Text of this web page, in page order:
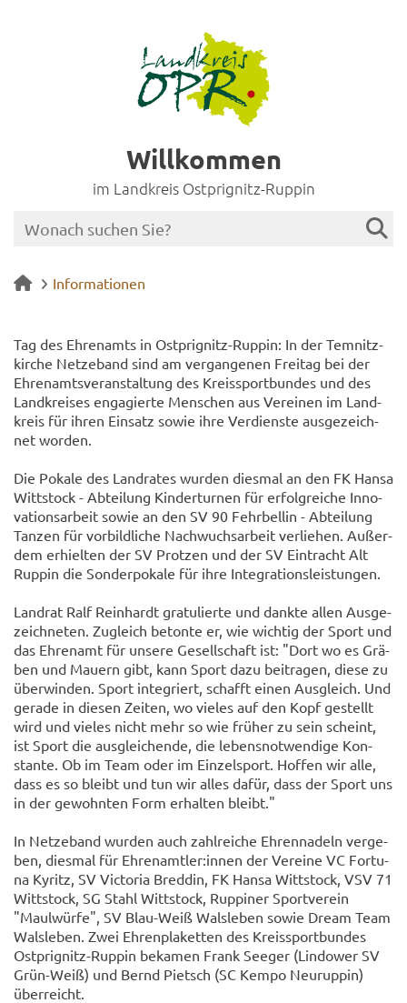
Willkommen
im Landkreis Ostprignitz-Ruppin
Informationen
Tag des Eh­ren­amts in Ostprignitz-​Ruppin: In der Tem­nitz­
kir­che Net­ze­band sind am ver­gan­ge­nen Frei­tag bei der
Eh­ren­amts­ver­an­stal­tung des Kreis­sport­bun­des und des
Land­krei­ses en­ga­gier­te Men­schen aus Ver­ei­nen im Land­
kreis für ihren Ein­satz sowie ihre Ver­diens­te aus­ge­zeich­
net wor­den.
Die Po­ka­le des Land­ra­tes wur­den dies­mal an den FK Hansa
Witt­stock - Ab­tei­lung Kin­der­tur­nen für er­folg­rei­che In­no­
va­ti­ons­ar­beit sowie an den SV 90 Fehr­bel­lin - Ab­tei­lung
Tan­zen für vor­bild­li­che Nach­wuchs­ar­beit ver­lie­hen. Au­ßer­
dem er­hiel­ten der SV Prot­zen und der SV Ein­tracht Alt
Rup­pin die Son­der­po­ka­le für ihre In­te­gra­ti­ons­leis­tun­gen.
Land­rat Ralf Rein­hardt gra­tu­lier­te und dank­te allen Aus­ge­
zeich­ne­ten. Zu­gleich be­ton­te er, wie wich­tig der Sport und
das Eh­ren­amt für un­se­re Ge­sell­schaft ist: "Dort wo es Grä­
ben und Mau­ern gibt, kann Sport dazu bei­tra­gen, diese zu
über­win­den. Sport in­te­griert, schafft einen Aus­gleich. Und
ge­ra­de in die­sen Zei­ten, wo vie­les auf den Kopf ge­stellt
wird und vie­les nicht mehr so wie frü­her zu sein scheint,
ist Sport die aus­glei­chen­de, die le­bens­not­wen­di­ge Kon­
stan­te. Ob im Team oder im Ein­zel­sport. Hof­fen wir alle,
dass es so bleibt und tun wir alles dafür, dass der Sport uns
in der ge­wohn­ten Form er­hal­ten bleibt."
In Net­ze­band wur­den auch zahl­rei­che Eh­ren­na­deln ver­ge­
ben, dies­mal für Eh­ren­amt­ler:innen der Ver­ei­ne VC For­tu­
na Ky­ritz, SV Vic­to­ria Bred­din, FK Hansa Witt­stock, VSV 71
Witt­stock, SG Stahl Witt­stock, Rup­pi­ner Sport­ver­ein
"Maul­wür­fe", SV Blau-​Weiß Wals­le­ben sowie Dream Team
Wals­le­ben. Zwei Eh­ren­pla­ket­ten des Kreis­sport­bun­des
Ostprignitz-​Ruppin be­ka­men Frank See­ger (Lin­dower SV
Grün-​Weiß) und Bernd Pietsch (SC Kempo Neu­rup­pin)
über­reicht.